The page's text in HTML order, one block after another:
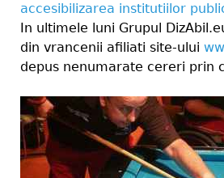
accesibilizarea institutiilor
In ultimele luni Grupul
din vrancenii afiliati site-ului
depus nenumarate cereri prin